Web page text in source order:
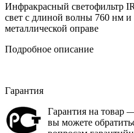
Инфракрасный светофильтр
свет с длиной волны 760 нм и
металлической оправе
Подробное описание
Гарантия
Гарантия на товар
вы можете